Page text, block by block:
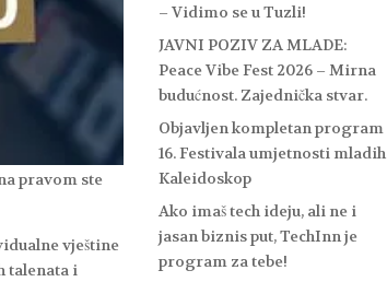
pravom ste
vještine
talenata i
– Vidimo se u Tuzli!
JAVNI POZIV ZA MLADE:
Peace Vibe Fest 2026 – Mirna
budućnost. Zajednička stvar.
Objavljen kompletan program
16. Festivala umjetnosti mladih
Kaleidoskop
Ako imaš tech ideju, ali ne i
jasan biznis put, TechInn je
program za tebe!